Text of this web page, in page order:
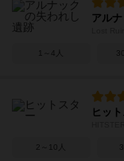
アル
1～4人
ヒッ
2～10人